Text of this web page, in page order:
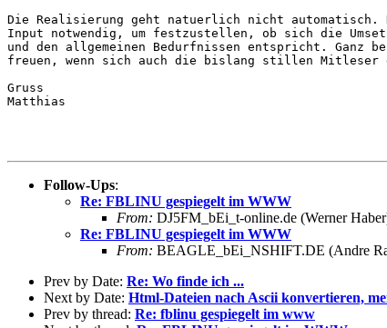
Die Realisierung geht natuerlich nicht automatisch.
Input notwendig, um festzustellen, ob sich die
und den allgemeinen Bedurfnissen entspricht. Ganz
freuen, wenn sich auch die bislang stillen Mitleser
Gruss
Matthias
Follow-Ups:
Re: FBLINU gespiegelt im WWW
From: DJ5FM_bEi_t-online.de (Werner
Re: FBLINU gespiegelt im WWW
From: BEAGLE_bEi_NSHIFT.DE (Andre
Prev by Date: Re: Wo finde ich ...
Next by Date: Html-Dateien nach Ascii konvertieren,
Prev by thread: Re: fblinu gespiegelt im www